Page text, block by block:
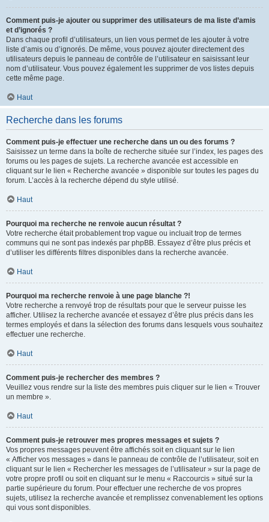
Comment puis-je ajouter ou supprimer des utilisateurs de ma liste d’amis
et d’ignorés ?
Dans chaque profil d’utilisateurs, un lien vous permet de les ajouter à votre
liste d’amis ou d’ignorés. De même, vous pouvez ajouter directement des
utilisateurs depuis le panneau de contrôle de l’utilisateur en saisissant leur
nom d’utilisateur. Vous pouvez également les supprimer de vos listes depuis
cette même page.
Haut
Recherche dans les forums
Comment puis-je effectuer une recherche dans un ou des forums ?
Saisissez un terme dans la boîte de recherche située sur l’index, les pages des
forums ou les pages de sujets. La recherche avancée est accessible en
cliquant sur le lien « Recherche avancée » disponible sur toutes les pages du
forum. L’accès à la recherche dépend du style utilisé.
Haut
Pourquoi ma recherche ne renvoie aucun résultat ?
Votre recherche était probablement trop vague ou incluait trop de termes
communs qui ne sont pas indexés par phpBB. Essayez d’être plus précis et
d’utiliser les différents filtres disponibles dans la recherche avancée.
Haut
Pourquoi ma recherche renvoie à une page blanche ?!
Votre recherche a renvoyé trop de résultats pour que le serveur puisse les
afficher. Utilisez la recherche avancée et essayez d’être plus précis dans les
termes employés et dans la sélection des forums dans lesquels vous souhaitez
effectuer une recherche.
Haut
Comment puis-je rechercher des membres ?
Veuillez vous rendre sur la liste des membres puis cliquer sur le lien « Trouver
un membre ».
Haut
Comment puis-je retrouver mes propres messages et sujets ?
Vos propres messages peuvent être affichés soit en cliquant sur le lien
« Afficher vos messages » dans le panneau de contrôle de l’utilisateur, soit en
cliquant sur le lien « Rechercher les messages de l’utilisateur » sur la page de
votre propre profil ou soit en cliquant sur le menu « Raccourcis » situé sur la
partie supérieure du forum. Pour effectuer une recherche de vos propres
sujets, utilisez la recherche avancée et remplissez convenablement les options
qui vous sont disponibles.